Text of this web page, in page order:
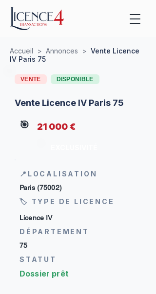
Accueil > Annonces > Vente Licence
IV Paris 75
VENTE DISPONIBLE
Vente Licence IV Paris 75
🎯 21 000 €
📍LOCALISATION
Paris (75002)
🏷 TYPE DE LICENCE
Licence IV
DÉPARTEMENT
75
STATUT
Dossier prêt